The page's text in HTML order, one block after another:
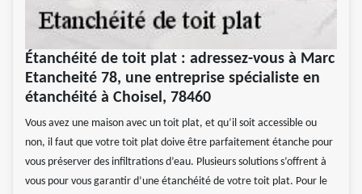
Étanchéité de toit plat : adressez-vous à Marc
Etancheité 78, une entreprise spécialiste en
étanchéité à Choisel, 78460
Vous avez une maison avec un toit plat, et qu’il soit accessible ou
non, il faut que votre toit plat doive être parfaitement étanche pour
vous préserver des infiltrations d’eau. Plusieurs solutions s’offrent à
vous pour vous garantir d’une étanchéité de votre toit plat. Pour le